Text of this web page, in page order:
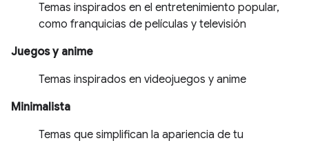
Temas inspirados en el entretenimiento popular,
como franquicias de películas y televisión
Juegos y anime
Temas inspirados en videojuegos y anime
Minimalista
Temas que simplifican la apariencia de tu